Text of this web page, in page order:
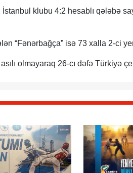
klubu 4:2 hesablı qələbə
“Fənərbağça” isə 73 xalla 2-ci
olmayaraq 26-cı dəfə Türkiyə